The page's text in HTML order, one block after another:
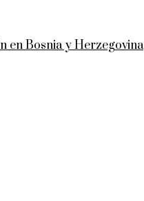
en Bosnia y Herzegovina